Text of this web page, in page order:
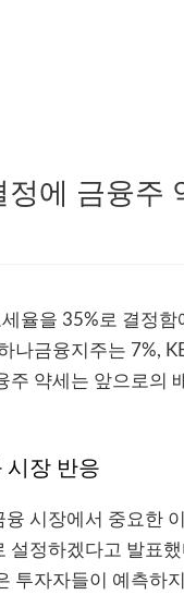
에 금융주
율을 35%로 결정함
나금융지주는 7%,
주 약세는 앞으로의
시장 반응
시장에서 중요한
설정하겠다고 발표
투자자들이 예측하